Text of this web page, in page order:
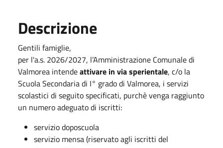
Descrizione
Gentili famiglie,
per l'a.s. 2026/2027, l’Amministrazione Comunale di
Valmorea intendeattivare in via sperientale, c/o la
Scuola Secondaria di I° grado di Valmorea, i servizi
scolastici di seguito specificati, purchè venga raggiunto
un numero adeguato di iscritti:
servizio doposcuola
servizio mensa (riservato agli iscritti del